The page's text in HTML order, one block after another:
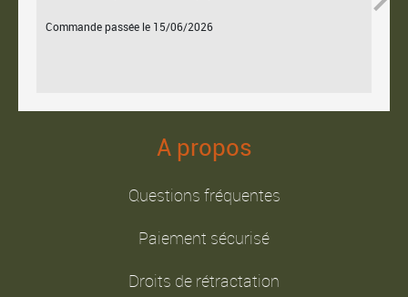
Commande passée le 15/06/2026
A propos
Questions fréquentes
Paiement sécurisé
Droits de rétractation